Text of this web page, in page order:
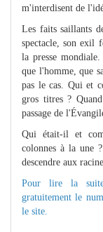
m'interdisent de
Les faits saillants
spectacle, son exil
la presse
que l'homme, que
pas le cas. Qui et
gros titres ?
passage de
Qui était-il et
colonnes à la une
descendre aux
Pour lire la
gratuitement le
le site.